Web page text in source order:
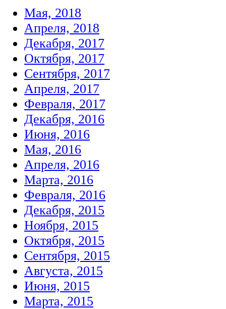
Мая, 2018
Апреля, 2018
Декабря, 2017
Октября, 2017
Сентября, 2017
Апреля, 2017
Февраля, 2017
Декабря, 2016
Июня, 2016
Мая, 2016
Апреля, 2016
Марта, 2016
Февраля, 2016
Декабря, 2015
Ноября, 2015
Октября, 2015
Сентября, 2015
Августа, 2015
Июня, 2015
Марта, 2015